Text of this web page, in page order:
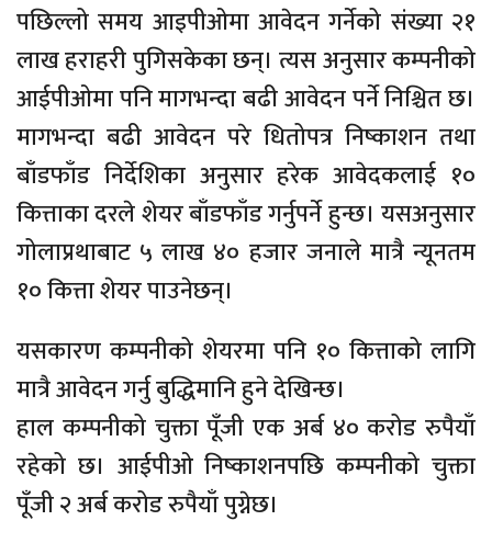
पछिल्लो समय आइपीओमा आवेदन गर्नेको संख्या २१
लाख हराहरी पुगिसकेका छन्। त्यस अनुसार कम्पनीको
आईपीओमा पनि मागभन्दा बढी आवेदन पर्ने निश्चित छ।
मागभन्दा बढी आवेदन परे धितोपत्र निष्काशन तथा
बाँडफाँड निर्देशिका अनुसार हरेक आवेदकलाई १०
कित्ताका दरले शेयर बाँडफाँड गर्नुपर्ने हुन्छ। यसअनुसार
गोलाप्रथाबाट ५ लाख ४० हजार जनाले मात्रै न्यूनतम
१० कित्ता शेयर पाउनेछन्।
यसकारण कम्पनीको शेयरमा पनि १० कित्ताको लागि
मात्रै आवेदन गर्नु बुद्धिमानि हुने देखिन्छ।
हाल कम्पनीको चुक्ता पूँजी एक अर्ब ४० करोड रुपैयाँ
रहेको छ। आईपीओ निष्काशनपछि कम्पनीको चुक्ता
पूँजी २ अर्ब करोड रुपैयाँ पुग्नेछ।